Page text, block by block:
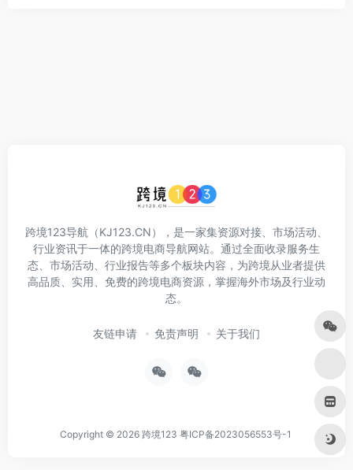
跨境123导航（KJ123.CN），是一家集资源对接、市场活动、
行业资讯于一体的跨境电商导航网站。通过全面收录服务生
态、市场活动、行业报告等多个板块内容，为跨境从业者提供
高品质、实用、免费的跨境电商资源，掌握海外市场及行业动
态。
友链申请 免责声明 关于我们
Copyright © 2026 跨境123 粤ICP备2023056553号-1